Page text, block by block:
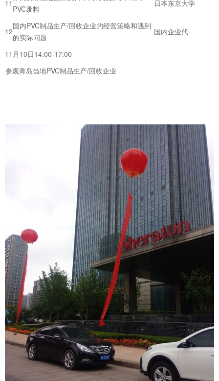
11
PVC废料
日本东京大学
12
国内PVC制品生产/回收企业的经营策略和遇到
的实际问题
国内企业代
11月10日14:00-17:00
参观青岛当地PVC制品生产/回收企业